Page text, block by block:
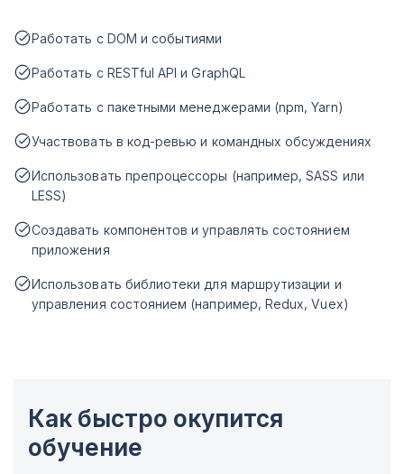
Работать с DOM и событиями
Работать с RESTful API и GraphQL
Работать с пакетными менеджерами (npm, Yarn)
Участвовать в код-ревью и командных обсуждениях
Использовать препроцессоры (например, SASS или
LESS)
Создавать компонентов и управлять состоянием
приложения
Использовать библиотеки для маршрутизации и
управления состоянием (например, Redux, Vuex)
Как быстро окупится
обучение